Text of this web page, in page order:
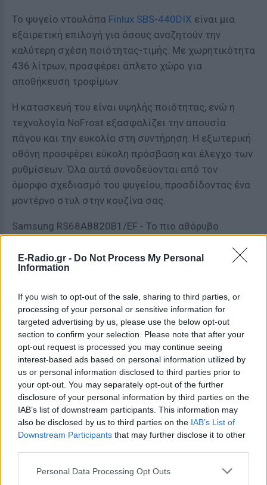
E-Radio.gr - Do Not Process My Personal
Information
If you wish to opt-out of the sale, sharing to third parties, or
processing of your personal or sensitive information for
targeted advertising by us, please use the below opt-out
section to confirm your selection. Please note that after your
opt-out request is processed you may continue seeing
interest-based ads based on personal information utilized by
us or personal information disclosed to third parties prior to
your opt-out. You may separately opt-out of the further
disclosure of your personal information by third parties on the
IAB’s list of downstream participants. This information may
also be disclosed by us to third parties on the IAB’s List of
Downstream Participants that may further disclose it to other
Personal Data Processing Opt Outs
Το ψυγείο ντουλάπα Finlux SBS-440DIX είναι μια
εξαιρετική επιλογή για όσους αναζητούν την
καλύτερη σχέση ποιότητας-τιμής. Με χωρητικότητα
436 λίτρων, προσφέρει άπλετο χώρο για
αποθήκευση τροφίμων.
Η κατασκευή του είναι υψηλής ποιότητας, ενώ η
τεχνολογία NoFrost εξασφαλίζει την απουσία
πάγου και την ευκολία στη συντήρηση. Η εξωτερική
οθόνη προσφέρει εύκολη πρόσβαση και έλεγχο των
ρυθμίσεων. Όλα αυτά συνοδεύονται από τον
όμορφο σχεδιασμό του ψυγείου, προσδίδοντας ένα
μοντέρνο στυλ στην κουζίνα σας.
Samsung RS68A8820B1/EF - Το πιο αθόρυβο
Το νέοSamsung RS68A8820B1/EF είναι ένα από τα
καλύτερα ψυγεία ντουλάπες που μπορείτε να
για ποιότητα και αξιοπιστία, αυτό το ψυγείο
διαθέτει όλες τις νέες τεχνολογίες που
εξασφαλίζουν αποτελεσματική αποθήκευση και
διατήρηση των τροφίμων.
Με μια εντυπωσιακή χωρητικότητα 634 λίτρων, σας
επιτρέπει να αποθηκεύσετε μεγάλες ποσότητες
τροφίμων και ποτών. Αν αναζητάτε ένα ψυγείο
ντουλάπα που συνδυάζει την απόδοση και την
πρακτικότητα, το συγκεκριμένο μοντέλο είναι μια
LG GSXV80PZLE - Το καλύτερο με έξοδο για